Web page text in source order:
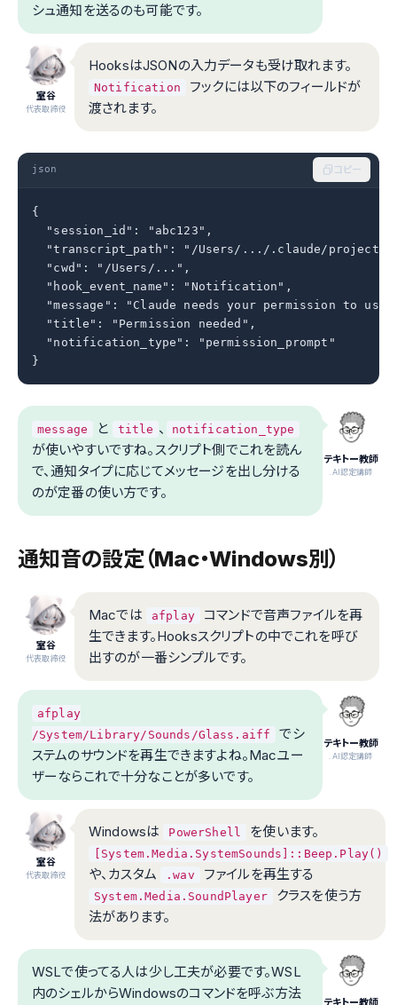
シュ通知を送るのも可能です。
室谷
代表取締役
HooksはJSONの入力データも受け取れます。
Notification
フックには以下のフィールドが
渡されます。
json コピー
{
  "session_id": "abc123",
"transcript_path": "/Users/.../.claude/
  "cwd": "/Users/...",
  "hook_event_name": "Notification",
"message": "Claude needs your permission to use
  "title": "Permission needed",
  "notification_type": "permission_prompt"
}
テキトー教師
.AI認定講師
message と title 、 notification_type
が使いやすいですね。スクリプト側でこれを読ん
で、通知タイプに応じてメッセージを出し分ける
のが定番の使い方です。
通知音の設定（Mac・Windows別）
室谷
代表取締役
Macでは afplay
コマンドで音声ファイルを再
生できます。Hooksスクリプトの中でこれを呼び
出すのが一番シンプルです。
テキトー教師
.AI認定講師
afplay
/System/Library/Sounds/Glass.aiff
でシ
ステムのサウンドを再生できますよね。Macユー
ザーならこれで十分なことが多いです。
室谷
代表取締役
Windowsは PowerShell を使います。
[System.Media.SystemSounds]::Beep.Play()
や、カスタム .wav ファイルを再生する
System.Media.SoundPlayer
クラスを使う方
法があります。
テキトー教師
WSLで使ってる人は少し工夫が必要です。WSL
内のシェルからWindowsのコマンドを呼ぶ方法